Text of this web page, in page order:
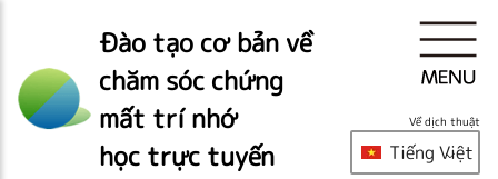
Đào tạo cơ bản về
chăm sóc chứng
mất trí nhớ
học trực tuyến
Về dịch thuật
Tiếng Việt